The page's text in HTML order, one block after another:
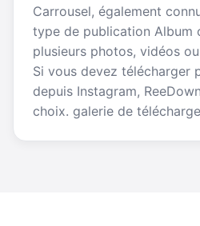
Carrousel, également
type de publication Album
plusieurs photos, vidéos
Si vous devez télécharger
depuis Instagram,
choix. galerie de